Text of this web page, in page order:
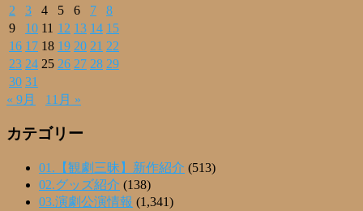
2
3 4 5 6 7
8
9
10 11 12 13 14 15
16 17 18 19 20 21 22
23 24 25 26 27 28 29
30 31
« 9月
11月 »
カテゴリー
01.【観劇三昧】新作紹介 (513)
02.グッズ紹介 (138)
03.演劇公演情報 (1,341)